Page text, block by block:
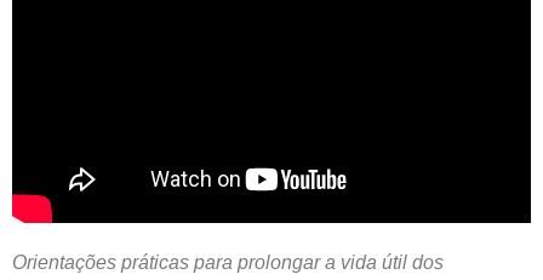
Orientações práticas para prolongar a vida útil dos